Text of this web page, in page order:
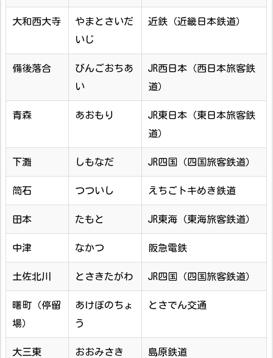
大和西大寺
やまとさいだ
いじ
近鉄（近畿日本鉄道）
備後落合
びんごおちあ
い
JR西日本（西日本旅客鉄
道）
青森 あおもり
JR東日本（東日本旅客鉄
道）
下灘 しもなだ JR四国（四国旅客鉄道）
筒石 つついし えちごトキめき鉄道
田本 たもと JR東海（東海旅客鉄道）
中津 なかつ 阪急電鉄
土佐北川 とさきたがわ JR四国（四国旅客鉄道）
曙町（停留
場）
あけぼのちょ
う
とさでん交通
大三東 おおみさき 島原鉄道